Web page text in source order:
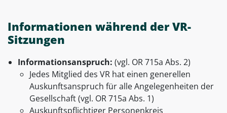
Informationen während der VR-
Sitzungen
Informationsanspruch: (vgl. OR 715a Abs. 2)
Jedes Mitglied des VR hat einen generellen
Auskunftsanspruch für alle Angelegenheiten der
Gesellschaft (vgl. OR 715a Abs. 1)
Auskunftspflichtiger Personenkreis